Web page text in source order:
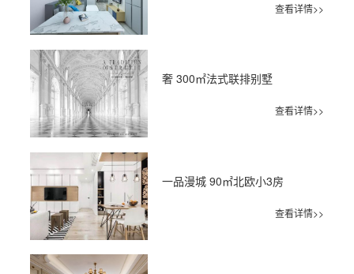
查看详情>>
奢 300㎡法式联排别墅
查看详情>>
一品漫城 90㎡北欧小3房
查看详情>>